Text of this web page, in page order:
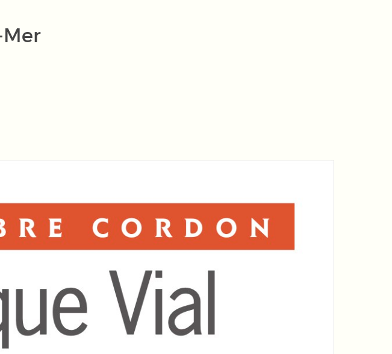
Mer